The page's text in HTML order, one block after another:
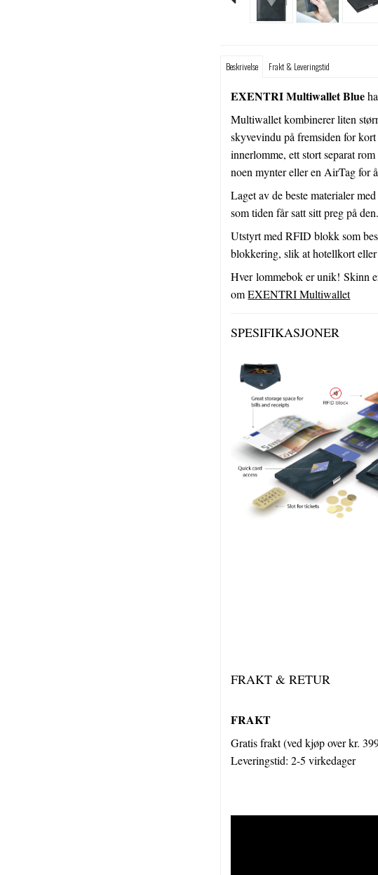
Beskrivelse Frakt & Leveringstid
EXENTRI Multiwallet Blue
Multiwallet kombinerer liten
skyvevindu på fremsiden for
innerlomme, ett stort separat
noen mynter eller en AirTag for
Laget av de beste materialer
som tiden får satt sitt preg på
Utstyrt med RFID blokk som
blokkering, slik at hotellkort
Hver lommebok er unik! Skinn
omEXENTRI Multiwallet
SPESIFIKASJONER
FRAKT & RETUR
FRAKT
Gratis frakt (ved kjøp over kr.
Leveringstid: 2-5 virkedager